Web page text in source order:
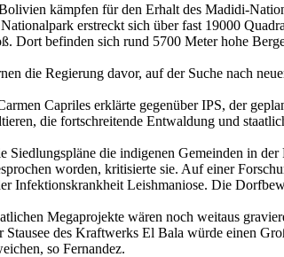
kämpfen für den Erhalt des Madidi-
erstreckt sich über fast 19000
Dort befinden sich rund 5700 Meter hohe
die Regierung davor, auf der Suche nach
Capriles erklärte gegenüber IPS, der
die fortschreitende Entwaldung und
Siedlungspläne die indigenen Gemeinden in
worden, kritisierte sie. Auf einer
Infektionskrankheit Leishmaniose. Die
Megaprojekte wären noch weitaus
des Kraftwerks El Bala würde einen
so Fernandez.